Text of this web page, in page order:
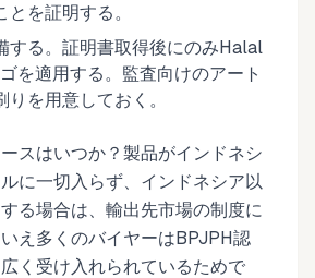
とを証明する。
する。証明書取得後にのみHalal
を適用する。監査向けのアート
りを用意しておく。
スはいつか？製品がインドネシ
に一切入らず、インドネシア以
る場合は、輸出先市場の制度に
え多くのバイヤーはBPJPH認
く受け入れられているためで